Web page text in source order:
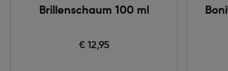
Brillenschaum 100 ml
€ 12,95